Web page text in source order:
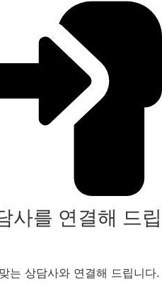
사를 연결해 드립
는 상담사와 연결해 드립니다.